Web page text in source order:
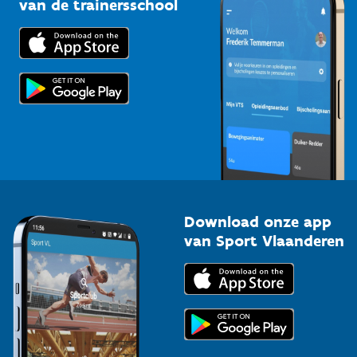
Trainers en begeleiders
Topsporters
Downloads
Voor de pers
van de trainersschool
Download onze app
van Sport Vlaanderen